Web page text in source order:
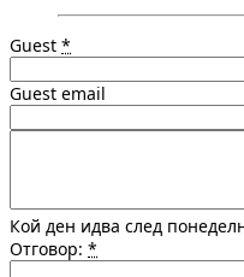
Guest *
Guest email
Кой ден идва след
Отговор: *